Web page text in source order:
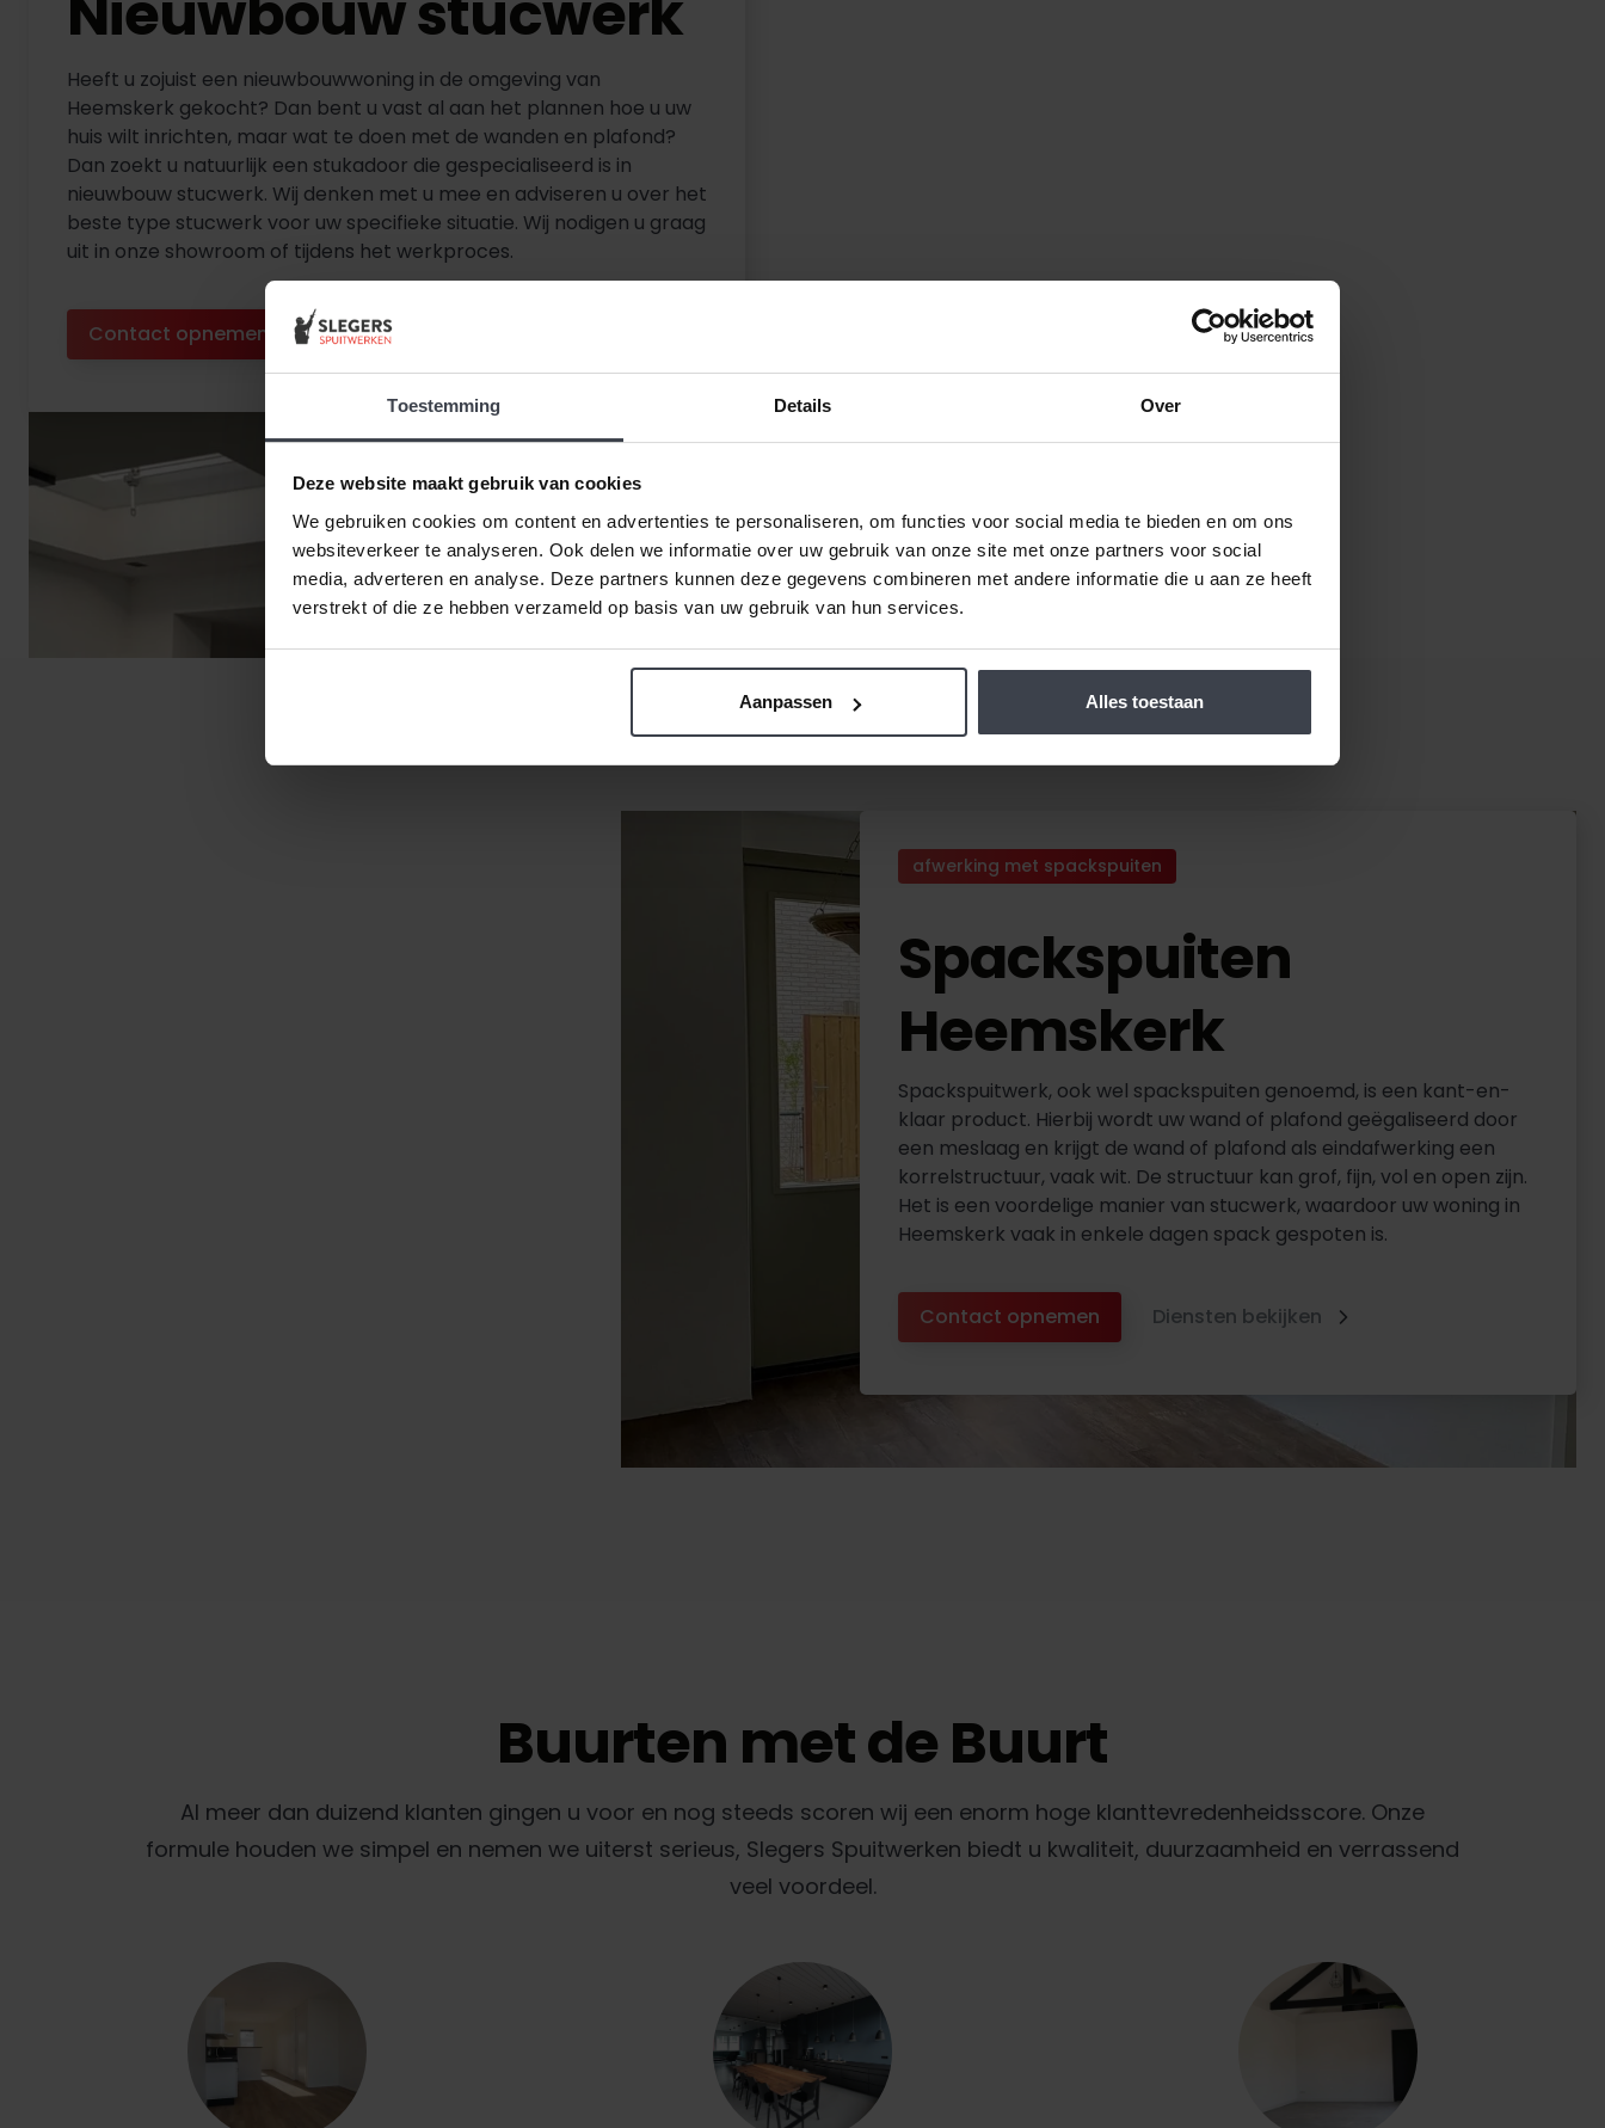
Toestemming Details Over
Deze website maakt gebruik van cookies
We gebruiken cookies om content en advertenties te personaliseren, om functies voor social media te bieden en om ons
websiteverkeer te analyseren. Ook delen we informatie over uw gebruik van onze site met onze partners voor social
media, adverteren en analyse. Deze partners kunnen deze gegevens combineren met andere informatie die u aan ze heeft
verstrekt of die ze hebben verzameld op basis van uw gebruik van hun services.
Aanpassen Alles toestaan
Heeft u zojuist een nieuwbouwwoning in de omgeving van
Heemskerk gekocht? Dan bent u vast al aan het plannen hoe u uw
huis wilt inrichten, maar wat te doen met de wanden en plafond?
Dan zoekt u natuurlijk een stukadoor die gespecialiseerd is in
nieuwbouw stucwerk. Wij denken met u mee en adviseren u over het
beste type stucwerk voor uw specifieke situatie. Wij nodigen u graag
uit in onze showroom of tijdens het werkproces.
Contact opnemen Diensten bekijken
afwerking met spackspuiten
Spackspuiten
Heemskerk
Spackspuitwerk, ook wel spackspuiten genoemd, is een kant-en-
klaar product. Hierbij wordt uw wand of plafond geëgaliseerd door
een meslaag en krijgt de wand of plafond als eindafwerking een
korrelstructuur, vaak wit. De structuur kan grof, fijn, vol en open zijn.
Het is een voordelige manier van stucwerk, waardoor uw woning in
Heemskerk vaak in enkele dagen spack gespoten is.
Contact opnemen Diensten bekijken
Buurten met de Buurt
Al meer dan duizend klanten gingen u voor en nog steeds scoren wij een enorm hoge klanttevredenheidsscore. Onze
formule houden we simpel en nemen we uiterst serieus, Slegers Spuitwerken biedt u kwaliteit, duurzaamheid en verrassend
veel voordeel.